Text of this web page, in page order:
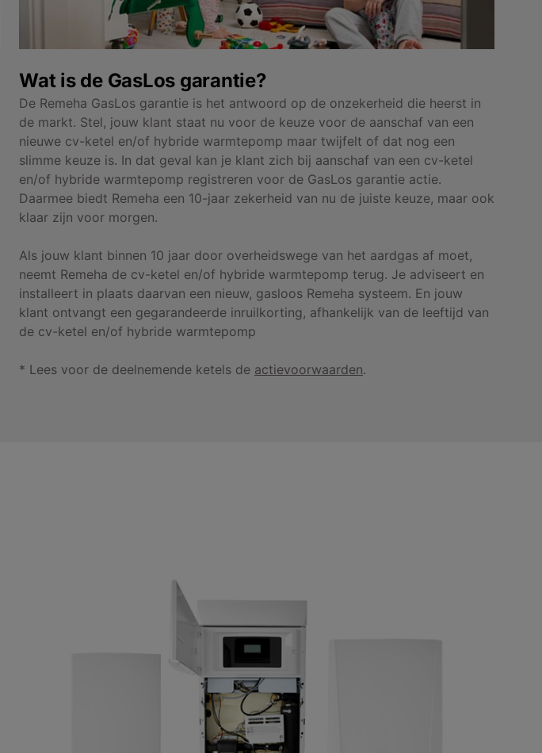
Wat is de GasLos garantie?
De Remeha GasLos garantie is het antwoord op de onzekerheid die heerst in
de markt. Stel, jouw klant staat nu voor de keuze voor de aanschaf van een
nieuwe cv-ketel en/of hybride warmtepomp maar twijfelt of dat nog een
slimme keuze is. In dat geval kan je klant zich bij aanschaf van een cv-ketel
en/of hybride warmtepomp registreren voor de GasLos garantie actie.
Daarmee biedt Remeha een 10-jaar zekerheid van nu de juiste keuze, maar ook
klaar zijn voor morgen.
Als jouw klant binnen 10 jaar door overheidswege van het aardgas af moet,
neemt Remeha de cv-ketel en/of hybride warmtepomp terug. Je adviseert en
installeert in plaats daarvan een nieuw, gasloos Remeha systeem. En jouw
klant ontvangt een gegarandeerde inruilkorting, afhankelijk van de leeftijd van
de cv-ketel en/of hybride warmtepomp
* Lees voor de deelnemende ketels de actievoorwaarden.